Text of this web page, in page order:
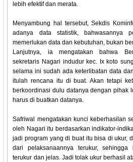
lebih efektif dan merata.
Menyambung hal tersebut, Sekdis
adanya data statistik, bahwasannya
memerlukan data dan kebutuhan, bukan
Lanjutnya, ia mengatakan bahwa
sekretaris Nagari indudur kec. Ix koto
selama ini sudah ada keterlibatan data
itulah rencana itu di buat. Akan tetapi
berkoordinasi dulu datanya dengan pihak
harus di buatkan datanya.
Safriwal mengatakan kunci keberhasilan
oleh Nagari itu berdasarkan indikator-
jadi program yang di buat itu bisa di ukur,
dari pelaksanaannya terukur, sehingga
terukur dan jelas. Jadi tolak ukur berhasil